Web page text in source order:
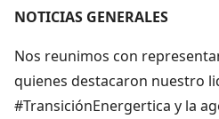
NOTICIAS GENERALES
Nos reunimos con
quienes destacaron nuestro
#TransiciónEnergertica y la